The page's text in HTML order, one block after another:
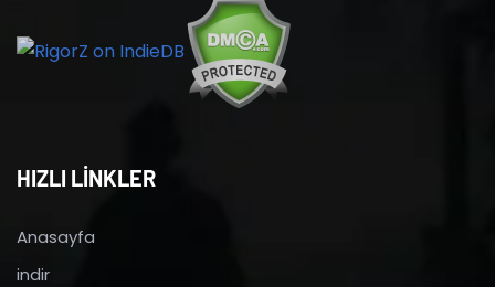
HIZLI LİNKLER
Anasayfa
indir